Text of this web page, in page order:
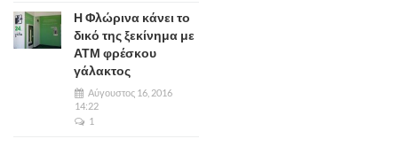
Η Φλώρινα κάνει το
δικό της ξεκίνημα με
ΑΤΜ φρέσκου
γάλακτος
Αύγουστος 16, 2016
14:22
1